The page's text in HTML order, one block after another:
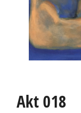
Akt 018